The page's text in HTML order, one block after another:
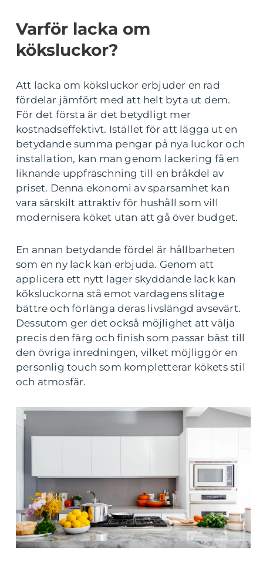
Varför lacka om
köksluckor?
Att lacka om köksluckor erbjuder en rad
fördelar jämfört med att helt byta ut dem.
För det första är det betydligt mer
kostnadseffektivt. Istället för att lägga ut en
betydande summa pengar på nya luckor och
installation, kan man genom lackering få en
liknande uppfräschning till en bråkdel av
priset. Denna ekonomi av sparsamhet kan
vara särskilt attraktiv för hushåll som vill
modernisera köket utan att gå över budget.
En annan betydande fördel är hållbarheten
som en ny lack kan erbjuda. Genom att
applicera ett nytt lager skyddande lack kan
köksluckorna stå emot vardagens slitage
bättre och förlänga deras livslängd avsevärt.
Dessutom ger det också möjlighet att välja
precis den färg och finish som passar bäst till
den övriga inredningen, vilket möjliggör en
personlig touch som kompletterar kökets stil
och atmosfär.